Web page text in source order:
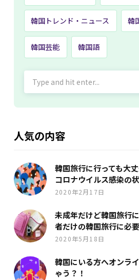
韓国トレンド・ニュース 韓
韓国芸能 韓国語
人気の内容
韓国旅行に行っても大
コロナウイルス感染の
2020年2月17日
未成年だけど韓国旅行
者だけの韓国旅行に必
2020年5月18日
韓国にいる方へオンラ
ゃう？！